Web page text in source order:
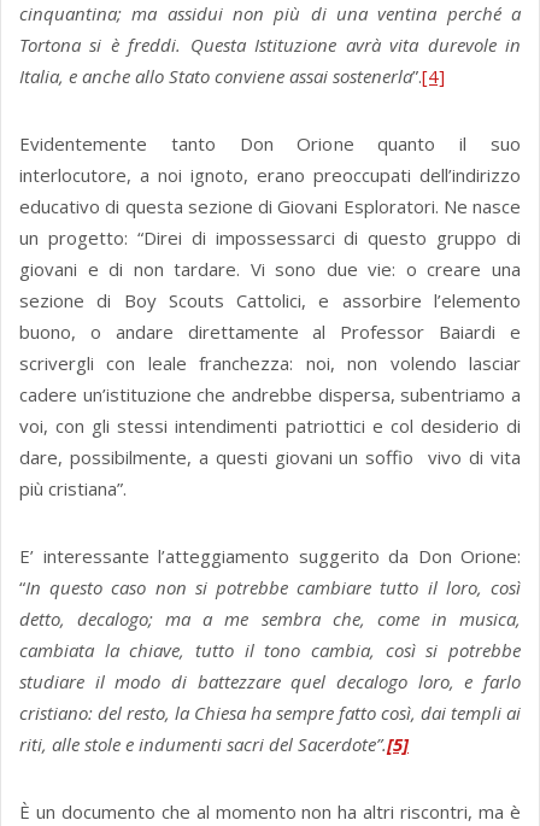
cinquantina; ma assidui non più di una ventina perché a
Tortona si è freddi. Questa Istituzione avrà vita durevole in
Italia, e anche allo Stato conviene assai sostenerla”.[4]
Evidentemente tanto Don Orione quanto il suo
interlocutore, a noi ignoto, erano preoccupati dell’indirizzo
educativo di questa sezione di Giovani Esploratori. Ne nasce
un progetto: “Direi di impossessarci di questo gruppo di
giovani e di non tardare. Vi sono due vie: o creare una
sezione di Boy Scouts Cattolici, e assorbire l’elemento
buono, o andare direttamente al Professor Baiardi e
scrivergli con leale franchezza: noi, non volendo lasciar
cadere un’istituzione che andrebbe dispersa, subentriamo a
voi, con gli stessi intendimenti patriottici e col desiderio di
dare, possibilmente, a questi giovani un soffio vivo di vita
più cristiana”.
E’ interessante l’atteggiamento suggerito da Don Orione:
“In questo caso non si potrebbe cambiare tutto il loro, così
detto, decalogo; ma a me sembra che, come in musica,
cambiata la chiave, tutto il tono cambia, così si potrebbe
studiare il modo di battezzare quel decalogo loro, e farlo
cristiano: del resto, la Chiesa ha sempre fatto così, dai templi ai
riti, alle stole e indumenti sacri del Sacerdote”.[5]
È un documento che al momento non ha altri riscontri, ma è